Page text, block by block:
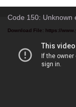
Code 150: Unknown
Download File: https://